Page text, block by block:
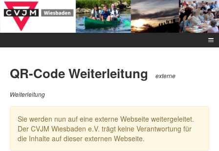
QR-Code Weiterleitung externe
Weiterleitung
Sie werden nun auf eine externe Webseite weitergeleitet.
Der CVJM Wiesbaden e.V. trägt keine Verantwortung für
die Inhalte auf dieser externen Webseite.